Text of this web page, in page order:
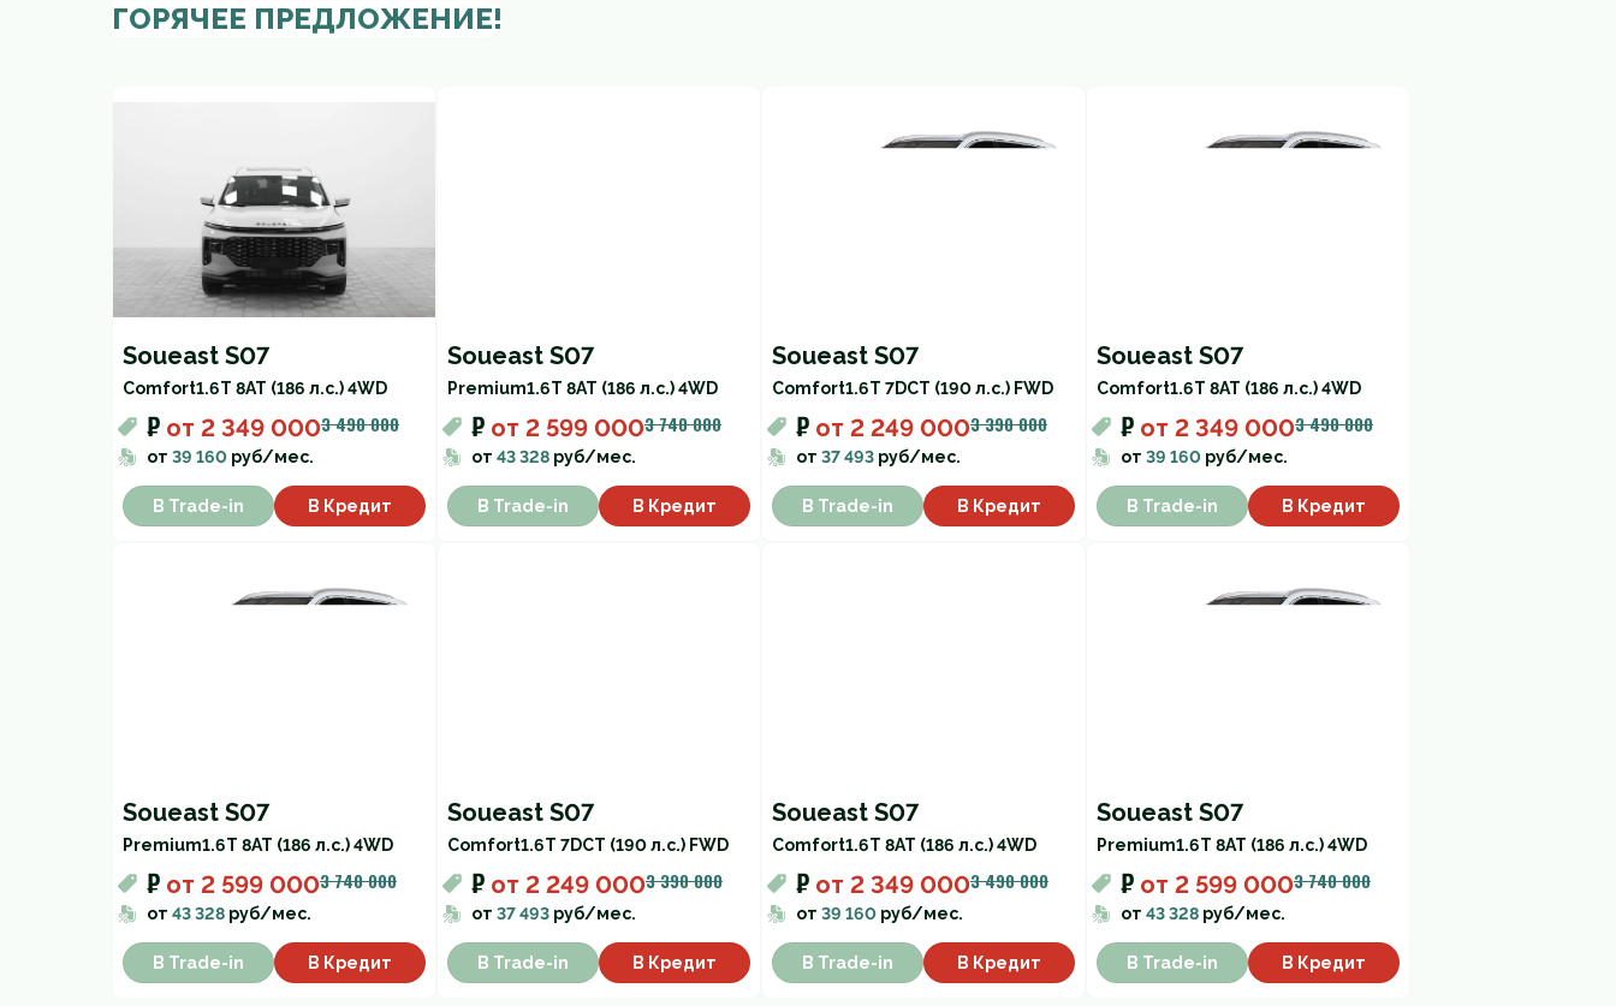
ГОРЯЧЕЕ ПРЕДЛОЖЕНИЕ!
Soueast S07
Comfort1.6T 8AT (186 л.с.) 4WD
₽ от 2 349 0003 490 000
от 39 160 руб/мес.
В Trade-in В Кредит
Soueast S07
Premium1.6T 8AT (186 л.с.) 4WD
₽ от 2 599 0003 740 000
от 43 328 руб/мес.
В Trade-in В Кредит
Soueast S07
Comfort1.6T 7DCT (190 л.с.) FWD
₽ от 2 249 0003 390 000
от 37 493 руб/мес.
В Trade-in В Кредит
Soueast S07
Comfort1.6T 8AT (186 л.с.) 4WD
₽ от 2 349 0003 490 000
от 39 160 руб/мес.
В Trade-in В Кредит
Soueast S07
Premium1.6T 8AT (186 л.с.) 4WD
₽ от 2 599 0003 740 000
от 43 328 руб/мес.
В Trade-in В Кредит
Soueast S07
Comfort1.6T 7DCT (190 л.с.) FWD
₽ от 2 249 0003 390 000
от 37 493 руб/мес.
В Trade-in В Кредит
Soueast S07
Comfort1.6T 8AT (186 л.с.) 4WD
₽ от 2 349 0003 490 000
от 39 160 руб/мес.
В Trade-in В Кредит
Soueast S07
Premium1.6T 8AT (186 л.с.) 4WD
₽ от 2 599 0003 740 000
от 43 328 руб/мес.
В Trade-in В Кредит